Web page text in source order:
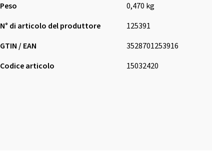
Peso
0,470 kg
N° di articolo del produttore
125391
GTIN / EAN
3528701253916
Codice articolo
15032420